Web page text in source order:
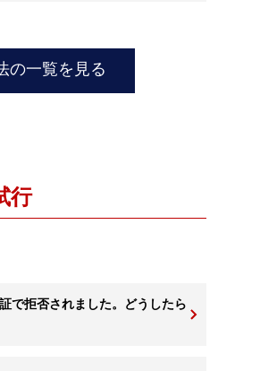
の一覧を見る
行
で拒否されました。どうしたら